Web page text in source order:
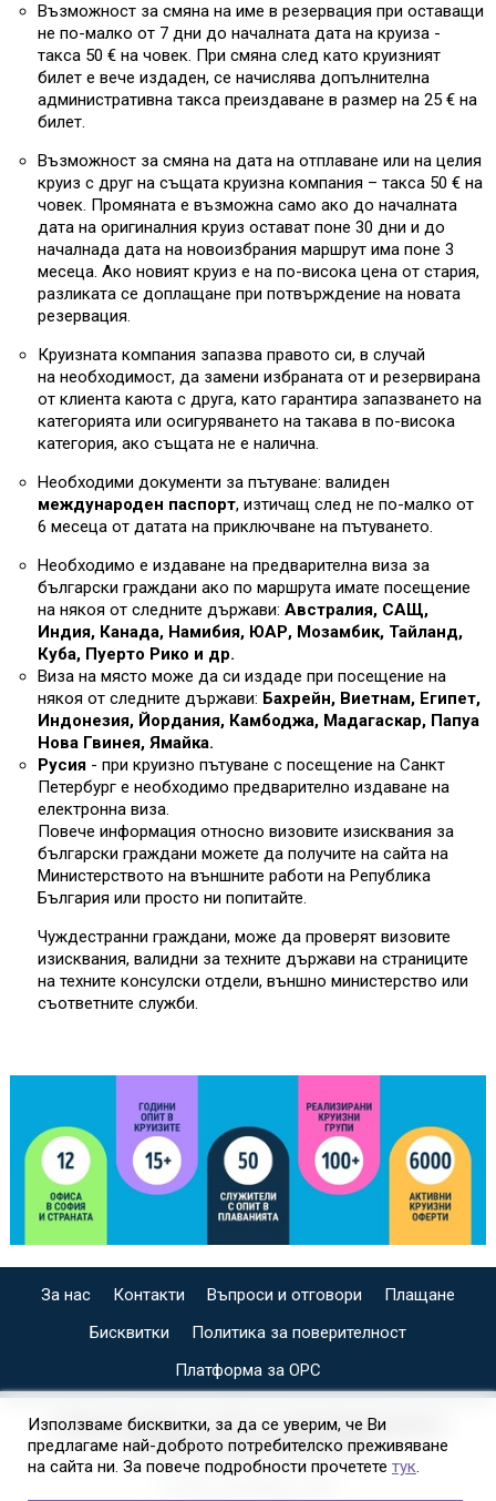
Възможност за смяна на име в резервация при оставащи
не по-малко от 7 дни до началната дата на круиза -
такса 50 € на човек. При смяна след като круизният
билет е вече издаден, се начислява допълнителна
административна такса преиздаване в размер на 25 € на
билет.
Възможност за смяна на дата на отплаване или на целия
круиз с друг на същата круизна компания – такса 50 € на
човек. Промяната е възможна само ако до началната
дата на оригиналния круиз остават поне 30 дни и до
началнада дата на новоизбрания маршрут има поне 3
месеца. Ако новият круиз е на по-висока цена от стария,
разликата се доплащане при потвърждение на новата
резервация.
Круизната компания запазва правото си, в случай
на необходимост, да замени избраната от и резервирана
от клиента каюта с друга, като гарантира запазването на
категорията или осигуряването на такава в по-висока
категория, ако същата не е налична.
Необходими документи за пътуване: валиден
международен паспорт, изтичащ след не по-малко от
6 месеца от датата на приключване на пътуването.
Необходимо е издаване на предварителна виза за
български граждани ако по маршрута имате посещение
на някоя от следните държави: Австралия, САЩ,
Индия, Канада, Намибия, ЮАР, Мозамбик, Тайланд,
Куба, Пуерто Рико и др.
Виза на място може да си издаде при посещение на
някоя от следните държави: Бахрейн, Виетнам, Египет,
Индонезия, Йордания, Камбоджа, Мадагаскар, Папуа
Нова Гвинея, Ямайка.
Русия - при круизно пътуване с посещение на Санкт
Петербург е необходимо предварително издаване на
електронна виза.
Повече информация относно визовите изисквания за
български граждани можете да получите на сайта на
Министерството на външните работи на Република
България или просто ни попитайте.
Чуждестранни граждани, може да проверят визовите
изисквания, валидни за техните държави на страниците
на техните консулски отдели, външно министерство или
съответните служби.
За нас Контакти Въпроси и отговори
Плащане
Бисквитки
Политика за поверителност
Платформа за ОРС
СПЕЦИАЛИЗИРАН САЙТ ЗА ИНДИВИДУАЛНИ И
ОРГАНИЗИРАНИ КРУИЗИ НА
Използваме бисквитки, за да се уверим, че Ви
предлагаме най-доброто потребителско преживяване
на сайта ни. За повече подробности прочетете тук.